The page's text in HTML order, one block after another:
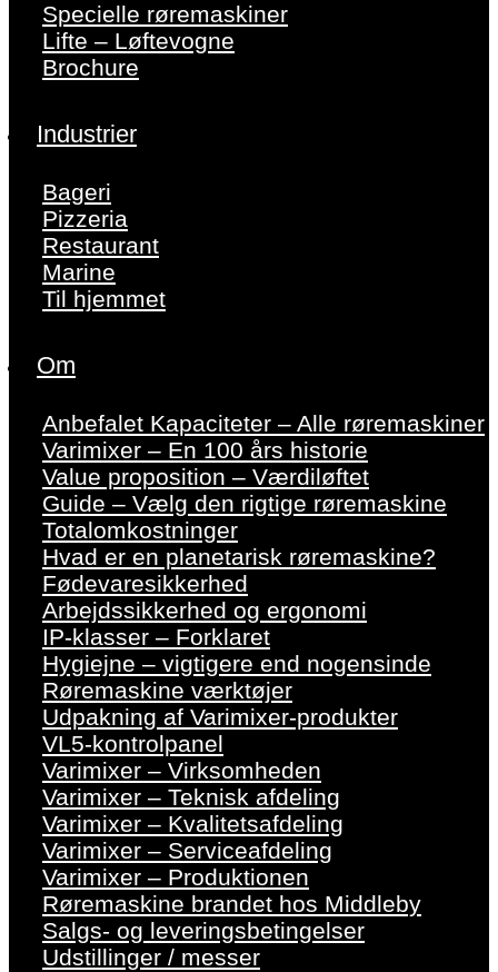
Specielle røremaskiner
Lifte – Løftevogne
Brochure
Industrier
Bageri
Pizzeria
Restaurant
Marine
Til hjemmet
Om
Anbefalet Kapaciteter – Alle røremaskiner
Varimixer – En 100 års historie
Value proposition – Værdiløftet
Guide – Vælg den rigtige røremaskine
Totalomkostninger
Hvad er en planetarisk røremaskine?
Fødevaresikkerhed
Arbejdssikkerhed og ergonomi
IP-klasser – Forklaret
Hygiejne – vigtigere end nogensinde
Røremaskine værktøjer
Udpakning af Varimixer-produkter
VL5-kontrolpanel
Varimixer – Virksomheden
Varimixer – Teknisk afdeling
Varimixer – Kvalitetsafdeling
Varimixer – Serviceafdeling
Varimixer – Produktionen
Røremaskine brandet hos Middleby
Salgs- og leveringsbetingelser
Udstillinger / messer